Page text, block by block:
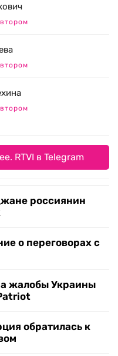
RTVI в Telegram
россиянин
о переговорах с
жалобы Украины
обратилась к